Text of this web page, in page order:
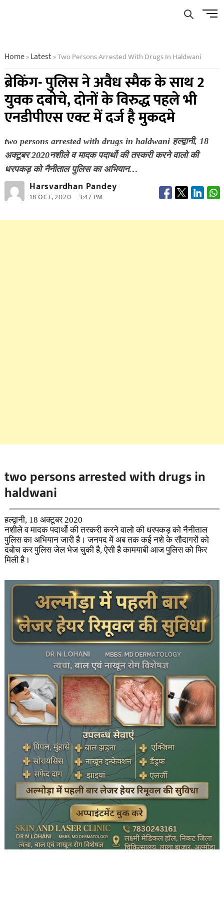
Menu
Home»Latest»Two Persons Arrested With Drugs In Haldwani
ब्रेकिंग- पुलिस ने अवैध स्मैक के साथ 2
युवक दबोचे, दोनों के विरुद्ध पहले भी
एनडीपीएस एक्ट में दर्ज है मुकदमे
two persons arrested with drugs in haldwani हल्द्वानी, 18
अक्टूबर 2020नशीले व मादक पदार्थो की तस्करी करने वालो की
धरपकड़ को नैनीताल पुलिस का अभियान…
Harsvardhan Pandey
18 OCT, 2020 3:47 PM
two persons arrested with drugs in
haldwani
हल्द्वानी, 18 अक्टूबर 2020
नशीले व मादक पदार्थो की तस्करी करने वालो की धरपकड़ को नैनीताल
पुलिस का अभियान जारी है। जनपद में अब तक कई नशे के सौदागरों को
दबोच कर पुलिस जेल भेज चुकी है, ऐसी है कामयाबी आज पुलिस को फिर
मिली है।